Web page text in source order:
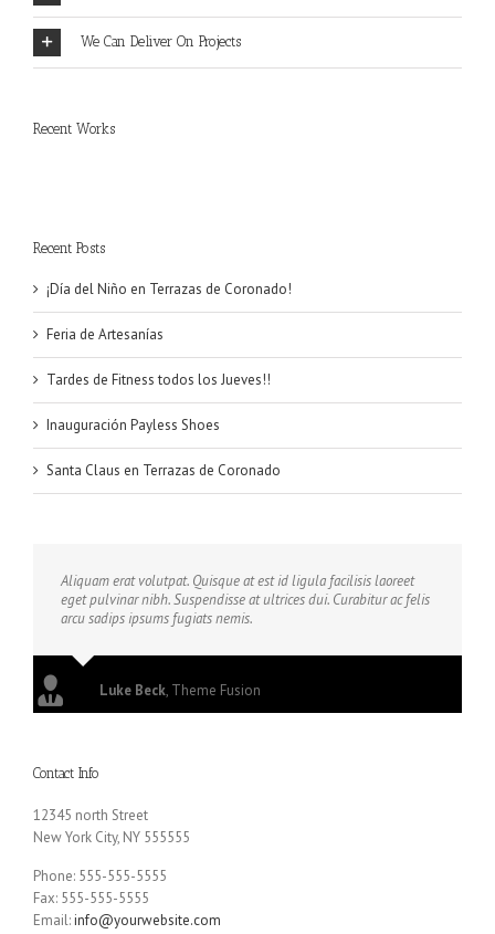
We Can Deliver On Projects
Recent Works
Recent Posts
¡Día del Niño en Terrazas de Coronado!
Feria de Artesanías
Tardes de Fitness todos los Jueves!!
Inauguración Payless Shoes
Santa Claus en Terrazas de Coronado
Aliquam erat volutpat. Quisque at est id ligula facilisis laoreet
eget pulvinar nibh. Suspendisse at ultrices dui. Curabitur ac felis
arcu sadips ipsums fugiats nemis.
Luke Beck, Theme Fusion
Contact Info
12345 north Street
New York City, NY 555555
Phone: 555-555-5555
Fax: 555-555-5555
Email:info@yourwebsite.com